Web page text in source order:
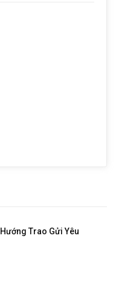
Trao Gửi Yêu